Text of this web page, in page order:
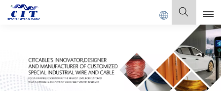
CABLE Co., Ltd. Français
English
Français